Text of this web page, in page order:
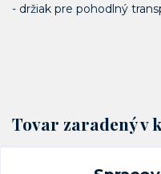
- držiak pre pohodlný
Tovar zaradený v